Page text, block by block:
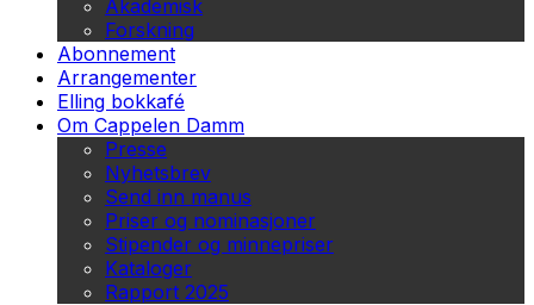
Akademisk
Forskning
Abonnement
Arrangementer
Elling bokkafé
Om Cappelen Damm
Presse
Nyhetsbrev
Send inn manus
Priser og nominasjoner
Stipender og minnepriser
Kataloger
Rapport 2025